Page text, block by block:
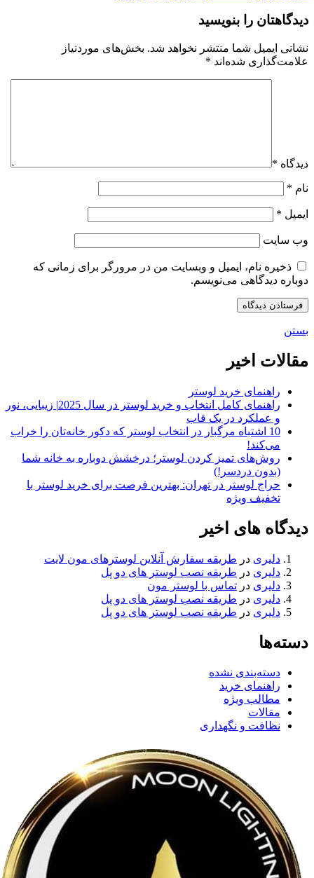
دیدگاهتان را بنویسید
نشانی ایمیل شما منتشر نخواهد شد. بخش‌های موردنیاز
علامت‌گذاری شده‌اند *
دیدگاه *
نام *
ایمیل *
وب‌ سایت
ذخیره نام، ایمیل و وبسایت من در مرورگر برای زمانی که
دوباره دیدگاهی می‌نویسم.
بستن
مقالات اخیر
راهنمای خرید لوستر
راهنمای کامل انتخاب و خرید لوستر در سال 2025| زیبایی، نور
و عملکرد در یک قاب
10 اشتباه مرگبار در انتخاب لوستر که دکور خانه‌تان را خراب
می‌کند!
روش‌های تمیز کردن لوستر؛ درخشش دوباره به خانه شما
(بدون دردسر!)
حراج لوستر در تهران: بهترین فرصت برای خرید لوستر با
تخفیف ویژه
دیدگاه های اخیر
دلیری در طریقه سفارش آنلاین لوسترهای مون لایت
دلیری در طریقه نصب لوستر های دو پل
دلیری در تماس با لوستر مون
دلیری در طریقه نصب لوستر های دو پل
دلیری در طریقه نصب لوستر های دو پل
دسته‌ها
دسته‌بندی نشده
راهنمای خرید
مطالب ویژه
مقالات
نظافت و نگهداری